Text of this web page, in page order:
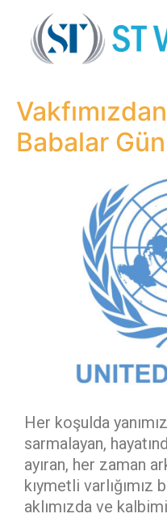
Babalar
Her koşulda
sarmalayan,
ayıran, her zaman
kıymetli varlığımız
aklımızda ve